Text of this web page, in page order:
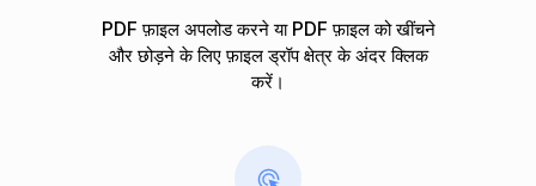
PDF फ़ाइल अपलोड करने या PDF फ़ाइल को खींचने
और छोड़ने के लिए फ़ाइल ड्रॉप क्षेत्र के अंदर क्लिक
करें।